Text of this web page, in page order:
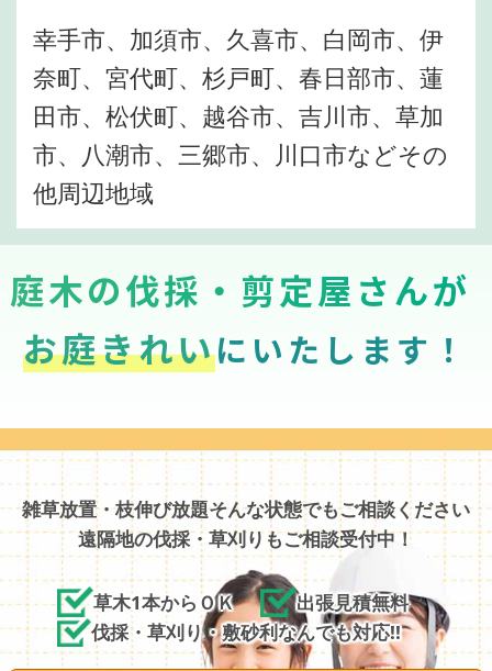
幸手市、加須市、久喜市、白岡市、伊
奈町、宮代町、杉戸町、春日部市、蓮
田市、松伏町、越谷市、吉川市、草加
市、八潮市、三郷市、川口市などその
他周辺地域
庭木の伐採・剪定屋さんが
お庭きれいにいたします！
雑草放置・枝伸び放題そんな状態でもご相談ください
遠隔地の伐採・草刈りもご相談受付中！
草木1本からＯＫ
出張見積無料
伐採・草刈り・敷砂利なんでも対応!!